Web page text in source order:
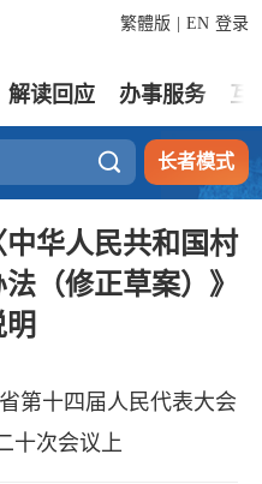
登录
繁體版 EN
解读回应 办事服务 互
 长者模式
华人民共和国村
（修正草案）》
第十四届人民代表大会
十次会议上